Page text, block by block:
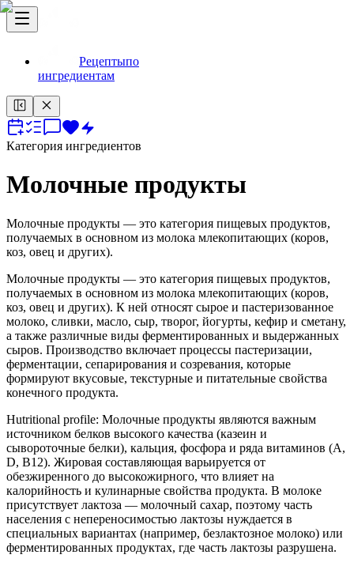
Рецептыпо
ингредиентам
Категория ингредиентов
Молочные продукты
Молочные продукты — это категория пищевых продуктов,
получаемых в основном из молока млекопитающих (коров,
коз, овец и других).
Молочные продукты — это категория пищевых продуктов,
получаемых в основном из молока млекопитающих (коров,
коз, овец и других). К ней относят сырое и пастеризованное
молоко, сливки, масло, сыр, творог, йогурты, кефир и сметану,
а также различные виды ферментированных и выдержанных
сыров. Производство включает процессы пастеризации,
ферментации, сепарирования и созревания, которые
формируют вкусовые, текстурные и питательные свойства
конечного продукта.
Нutritional profile: Молочные продукты являются важным
источником белков высокого качества (казеин и
сывороточные белки), кальция, фосфора и ряда витаминов (A,
D, B12). Жировая составляющая варьируется от
обезжиренного до высокожирного, что влияет на
калорийность и кулинарные свойства продукта. В молоке
присутствует лактоза — молочный сахар, поэтому часть
населения с непереносимостью лактозы нуждается в
специальных вариантах (например, безлактозное молоко) или
ферментированных продуктах, где часть лактозы разрушена.